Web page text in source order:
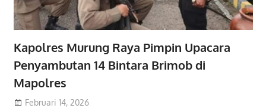
Kapolres Murung Raya Pimpin Upacara
Penyambutan 14 Bintara Brimob di
Mapolres
Februari 14, 2026